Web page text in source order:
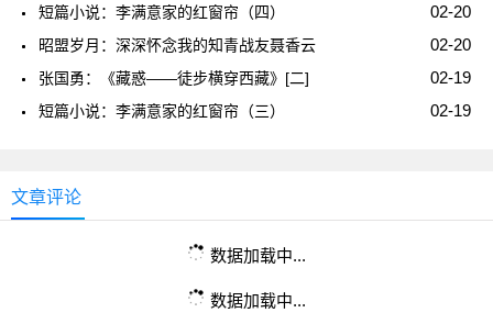
02-20
短篇小说：李满意家的红窗帘（四）
02-20
昭盟岁月：深深怀念我的知青战友聂香云
02-19
张国勇：《藏惑——徒步横穿西藏》[二]
02-19
短篇小说：李满意家的红窗帘（三）
文章评论
数据加载中...
数据加载中...